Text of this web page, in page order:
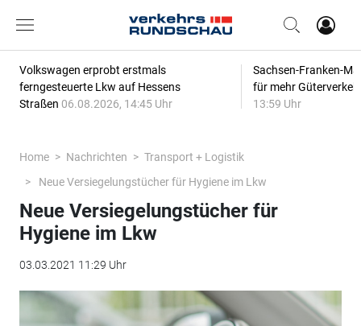
Volkswagen erprobt erstmals
ferngesteuerte Lkw auf Hessens
Straßen 06.08.2026, 14:45 Uhr
Sachsen-Franken-
für mehr
13:59 Uhr
Home Nachrichten
Transport + Logistik
Neue Versiegelungstücher für Hygiene im Lkw
Neue Versiegelungstücher für
Hygiene im Lkw
03.03.2021 11:29 Uhr